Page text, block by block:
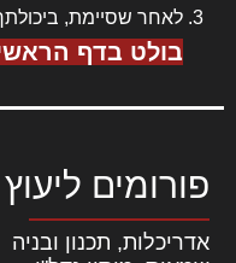
לאחר שסיימת,
בולט בדף
פורומים ליעוץ
אדריכלות, תכנון ובניה